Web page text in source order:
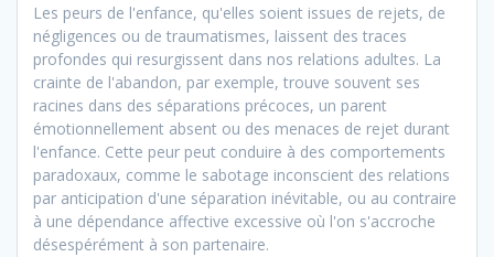
Les peurs de l'enfance, qu'elles soient issues de rejets, de
négligences ou de traumatismes, laissent des traces
profondes qui resurgissent dans nos relations adultes. La
crainte de l'abandon, par exemple, trouve souvent ses
racines dans des séparations précoces, un parent
émotionnellement absent ou des menaces de rejet durant
l'enfance. Cette peur peut conduire à des comportements
paradoxaux, comme le sabotage inconscient des relations
par anticipation d'une séparation inévitable, ou au contraire
à une dépendance affective excessive où l'on s'accroche
désespérément à son partenaire.